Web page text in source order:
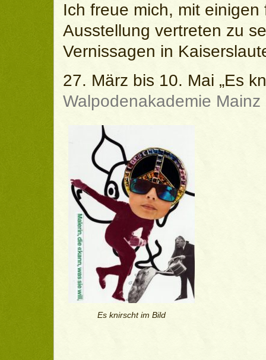
Ich freue mich, mit
Ausstellung vertreten zu
Vernissagen in
27. März bis 10. Mai „Es
Walpodenakademie Mainz
Es knirscht im Bild